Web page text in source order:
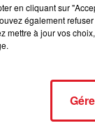
en cliquant sur
également
mettre à jour vos